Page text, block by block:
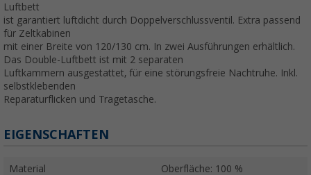
Luftbett
ist garantiert luftdicht durch Doppelverschlussventil. Extra passend
für Zeltkabinen
mit einer Breite von 120/130 cm. In zwei Ausführungen erhältlich.
Das Double-Luftbett ist mit 2 separaten
Luftkammern ausgestattet, für eine störungsfreie Nachtruhe. Inkl.
selbstklebenden
Reparaturflicken und Tragetasche.
EIGENSCHAFTEN
Material
Oberfläche: 100 %